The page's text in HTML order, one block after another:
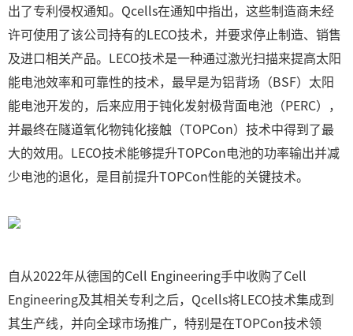
出了专利侵权通知。Qcells在通知中指出，这些制造商未经
许可使用了该公司持有的LECO技术，并要求停止制造、销售
及进口相关产品。LECO技术是一种通过激光扫描来提高太阳
能电池效率和可靠性的技术，最早是为铝背场（BSF）太阳
能电池开发的，后来应用于钝化发射极背面电池（PERC），
并最终在隧道氧化物钝化接触（TOPCon）技术中得到了最
大的效用。LECO技术能够提升TOPCon电池的功率输出并减
少电池的退化，是目前提升TOPCon性能的关键技术。
自从2022年从德国的Cell Engineering手中收购了Cell
Engineering及其相关专利之后，Qcells将LECO技术集成到
其生产线，并向全球市场推广，特别是在TOPCon技术领